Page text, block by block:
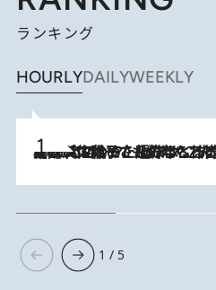
ランキング
HOURLYDAILYWEEKLY
2026.8.5
【阿川佐和子さんの年とる力】なぜ70代で始めた趣味は“こんなに楽しい”のか？ ピアノ、俳句…スランプに陥っても続けられる“ある秘訣”とは
1 / 5